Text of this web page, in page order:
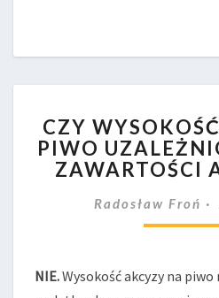
NA
CZY
PIWO
ZAWARTOŚCI
Radosław Froń
NIE.Wysokość akcyzy na piwo